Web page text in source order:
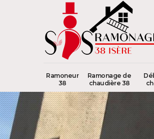
Ramoneur
38
Ramonage de
chaudière 38